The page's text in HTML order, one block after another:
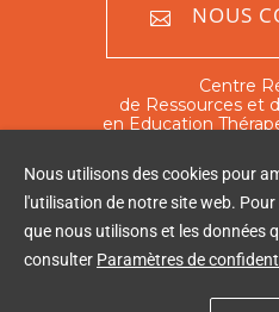
NOUS
Centre
de Ressources et
en Education
351 rue
Tél : 03 20
Nous utilisons des cookies pour
l'utilisation de notre site web.
que nous utilisons et les données
consulter Paramètres de